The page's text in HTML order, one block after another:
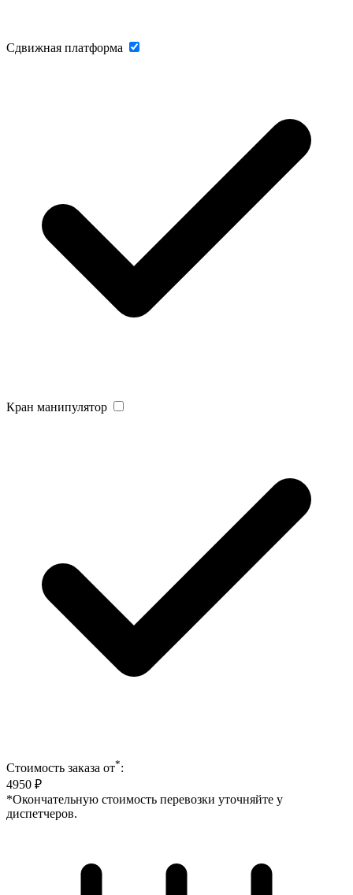
Сдвижная платформа
Кран манипулятор
Стоимость заказа от*:
4950 ₽
*Окончательную стоимость перевозки уточняйте у
диспетчеров.